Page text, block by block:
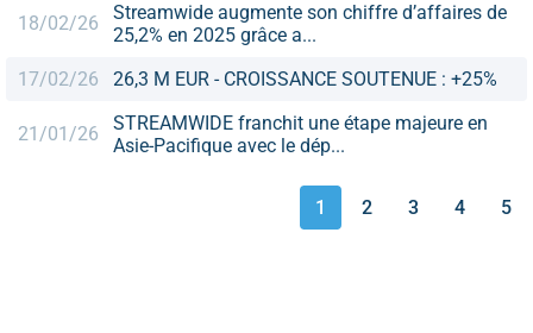
18/02/26
Streamwide augmente son chiffre d’affaires de
25,2% en 2025 grâce a...
17/02/26
26,3 M EUR - CROISSANCE SOUTENUE : +25%
21/01/26
STREAMWIDE franchit une étape majeure en
Asie-Pacifique avec le dép...
1 2 3 4 5